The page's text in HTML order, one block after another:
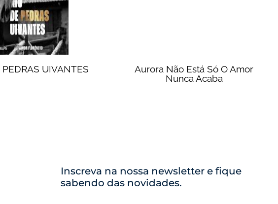
PEDRAS UIVANTES
Aurora Não Está Só O Amor
Nunca Acaba
Inscreva na nossa newsletter e fique
sabendo das novidades.